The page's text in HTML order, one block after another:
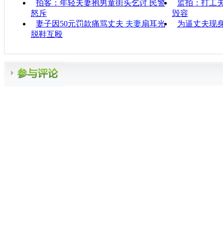
拍客：年轻夫妻抱男童街头乞讨 民警
怒斥
监拍：打工
毁容
妻子因50元罚款痛骂丈夫 夫妻扇耳光
脱鞋互殴
为逼丈夫现